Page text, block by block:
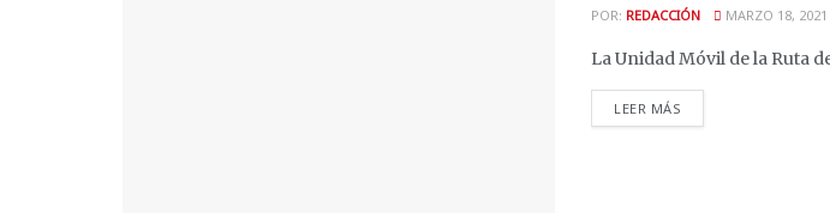
POR: REDACCIÓN MARZO 18, 2021
La Unidad Móvil de la Ruta
LEER MÁS